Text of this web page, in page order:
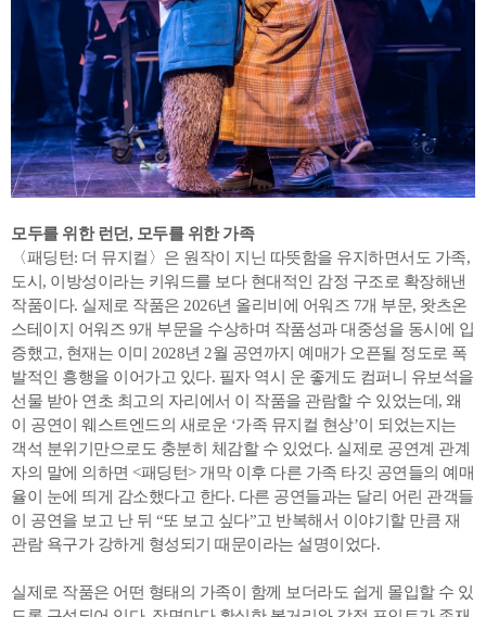
모두를 위한 런던, 모두를 위한 가족
〈패딩턴: 더 뮤지컬〉은 원작이 지닌 따뜻함을 유지하면서도 가족,
도시, 이방성이라는 키워드를 보다 현대적인 감정 구조로 확장해낸
작품이다. 실제로 작품은 2026년 올리비에 어워즈 7개 부문, 왓츠온
스테이지 어워즈 9개 부문을 수상하며 작품성과 대중성을 동시에 입
증했고, 현재는 이미 2028년 2월 공연까지 예매가 오픈될 정도로 폭
발적인 흥행을 이어가고 있다. 필자 역시 운 좋게도 컴퍼니 유보석을
선물 받아 연초 최고의 자리에서 이 작품을 관람할 수 있었는데, 왜
이 공연이 웨스트엔드의 새로운 ‘가족 뮤지컬 현상’이 되었는지는
객석 분위기만으로도 충분히 체감할 수 있었다. 실제로 공연계 관계
자의 말에 의하면 <패딩턴> 개막 이후 다른 가족 타깃 공연들의 예매
율이 눈에 띄게 감소했다고 한다. 다른 공연들과는 달리 어린 관객들
이 공연을 보고 난 뒤 “또 보고 싶다”고 반복해서 이야기할 만큼 재
관람 욕구가 강하게 형성되기 때문이라는 설명이었다.
실제로 작품은 어떤 형태의 가족이 함께 보더라도 쉽게 몰입할 수 있